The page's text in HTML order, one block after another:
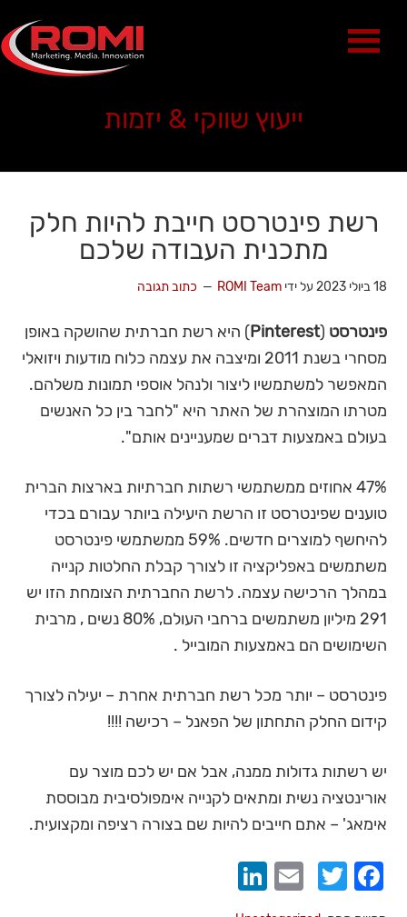
ייעוץ שווקי & יזמות
רשת פינטרסט חייבת להיות חלק
מתכנית העבודה שלכם
18 ביולי 2023 על ידיROMI Team כתוב תגובה
פינטרסט (
Pinterest) היא רשת חברתית שהושקה באופן
מסחרי בשנת 2011 ומיצבה את עצמה כלוח מודעות ויזואלי
המאפשר למשתמשיו ליצור ולנהל אוספי תמונות משלהם.
מטרתו המוצהרת של האתר היא "לחבר בין כל האנשים
בעולם באמצעות דברים שמעניינים אותם".
47% אחוזים ממשתמשי רשתות חברתיות בארצות הברית
טוענים שפינטרסט זו הרשת היעילה ביותר עבורם בכדי
להיחשף למוצרים חדשים. 59% ממשתמשי פינטרסט
משתמשים באפליקציה זו לצורך קבלת החלטות קנייה
במהלך הרכישה עצמה. לרשת החברתית הצומחת הזו יש
291 מיליון משתמשים ברחבי העולם, 80% נשים , מרבית
השימושים הם באמצעות המובייל .
פינטרסט – יותר מכל רשת חברתית אחרת – יעילה לצורך
קידום החלק התחתון של הפאנל – רכישה !!!!
יש רשתות גדולות ממנה, אבל אם יש לכם מוצר עם
אורינטציה נשית ומתאים לקנייה אימפולסיבית מבוססת
אימאג' – אתם חייבים להיות שם בצורה רציפה ומקצועית.
Facebook
Twitter
Email